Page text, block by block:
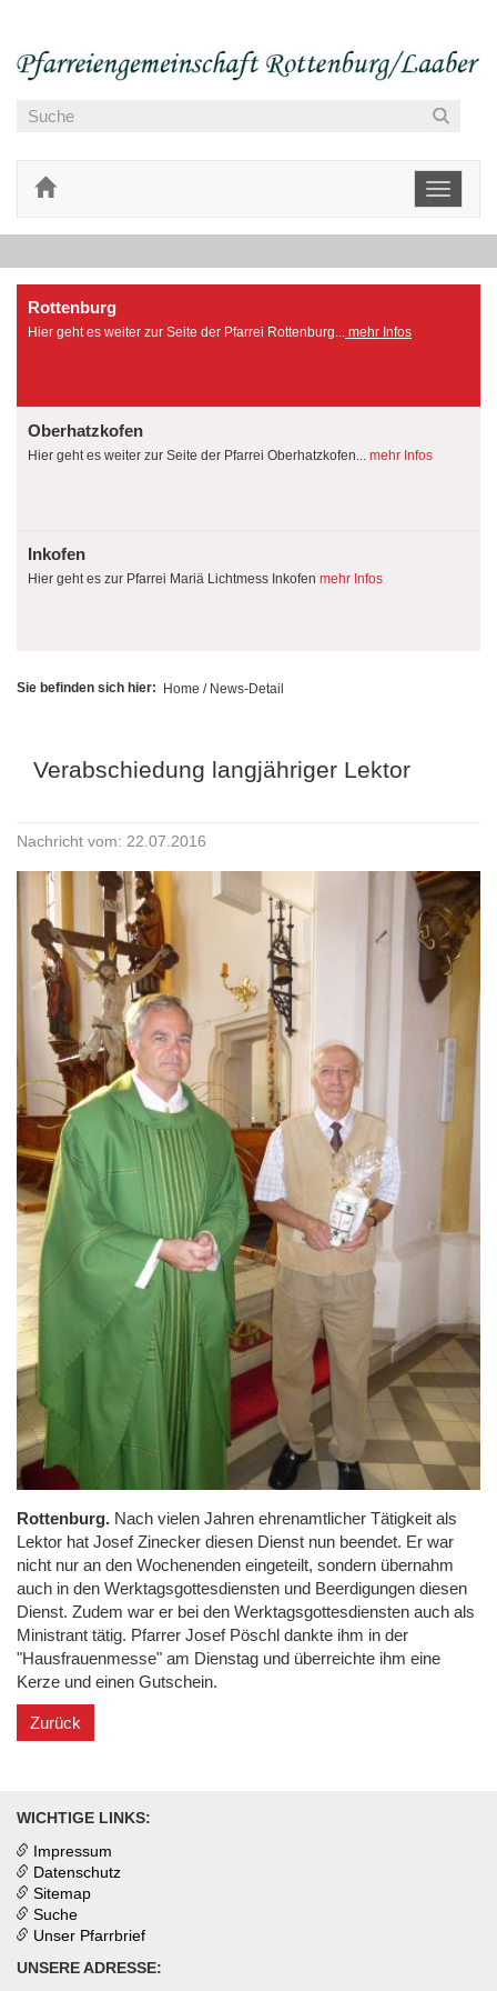
Toggle
Rottenburg
Hier geht es weiter zur Seite der Pfarrei Rottenburg... mehr Infos
Oberhatzkofen
Hier geht es weiter zur Seite der Pfarrei Oberhatzkofen... mehr Infos
Inkofen
Hier geht es zur Pfarrei Mariä Lichtmess Inkofen mehr Infos
Sie befinden sich hier: Home / News-Detail
Verabschiedung langjähriger Lektor
Nachricht vom: 22.07.2016
Rottenburg. Nach vielen Jahren ehrenamtlicher Tätigkeit als
Lektor hat Josef Zinecker diesen Dienst nun beendet. Er war
nicht nur an den Wochenenden eingeteilt, sondern übernahm
auch in den Werktagsgottesdiensten und Beerdigungen diesen
Dienst. Zudem war er bei den Werktagsgottesdiensten auch als
Ministrant tätig. Pfarrer Josef Pöschl dankte ihm in der
"Hausfrauenmesse" am Dienstag und überreichte ihm eine
Kerze und einen Gutschein.
Zurück
WICHTIGE LINKS:
Impressum
Datenschutz
Sitemap
Suche
Unser Pfarrbrief
UNSERE ADRESSE: